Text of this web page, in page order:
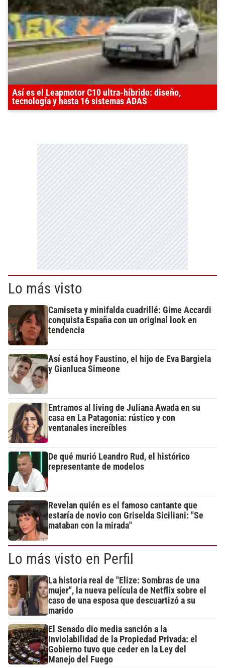
Así es el Leapmotor C10 ultra-híbrido: diseño,
tecnología y hasta 16 sistemas ADAS
Lo más visto
Camiseta y minifalda cuadrillé: Gime Accardi
conquista España con un original look en
tendencia
Así está hoy Faustino, el hijo de Eva Bargiela
y Gianluca Simeone
Entramos al living de Juliana Awada en su
casa en La Patagonia: rústico y con
ventanales increíbles
De qué murió Leandro Rud, el histórico
representante de modelos
Revelan quién es el famoso cantante que
estaría de novio con Griselda Siciliani: "Se
mataban con la mirada"
Lo más visto en Perfil
La historia real de "Elize: Sombras de una
mujer", la nueva película de Netflix sobre el
caso de una esposa que descuartizó a su
marido
El Senado dio media sanción a la
Inviolabilidad de la Propiedad Privada: el
Gobierno tuvo que ceder en la Ley del
Manejo del Fuego